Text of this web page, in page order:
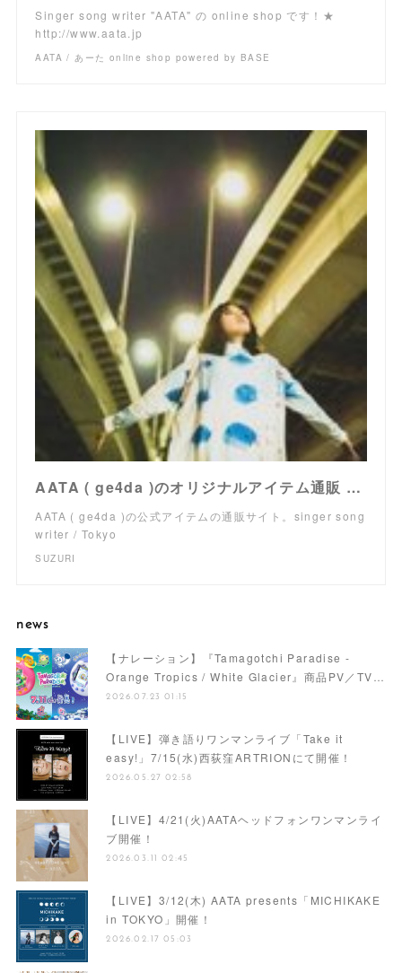
Singer song writer "AATA" の online shop です！★
http://www.aata.jp
AATA / あーた online shop powered by BASE
AATA ( ge4da )のオリジナルアイテム通販 ∞ SUZURI（スズリ）
AATA ( ge4da )の公式アイテムの通販サイト。singer song
writer / Tokyo
SUZURI
news
【ナレーション】『Tamagotchi Paradise -
Orange Tropics / White Glacier』商品PV／TV…
2026.07.23 01:15
【LIVE】弾き語りワンマンライブ「Take it
easy!」7/15(水)西荻窪ARTRIONにて開催！
2026.05.27 02:58
【LIVE】4/21(火)AATAヘッドフォンワンマンライ
ブ開催！
2026.03.11 02:45
【LIVE】3/12(木) AATA presents「MICHIKAKE
in TOKYO」開催！
2026.02.17 05:03